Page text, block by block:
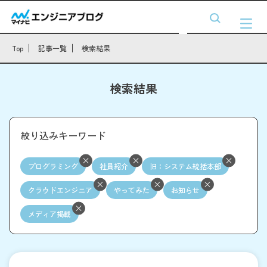
Top 記事一覧 検索結果
検索結果
絞り込みキーワード
プログラミング 社員紹介 旧：システム統括本部
クラウドエンジニア やってみた お知らせ
メディア掲載